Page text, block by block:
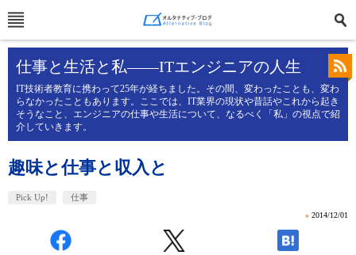
仕事と生活と私――ITエンジニアの人生
IT技術者教育に携わって25年が経ちました。その間、変わったことも、変わ
らなかったこともあります。ここでは、IT業界の現状や昔話やこれから起き
そうなこと、エンジニアの仕事や生活について、なるべく「私」の視点で紹
介していきます。
趣味と仕事と収入と
Pick Up! 仕事
» 2014/12/01